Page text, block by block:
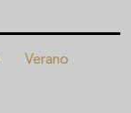
Verano